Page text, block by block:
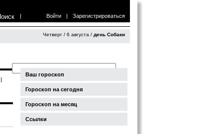
| Войти | Зарегистрироваться
Четверг / 6 августа / день Собаки
|
Ваш гороскоп
Гороскоп на сегодня
Гороскоп на месяц
Ссылки